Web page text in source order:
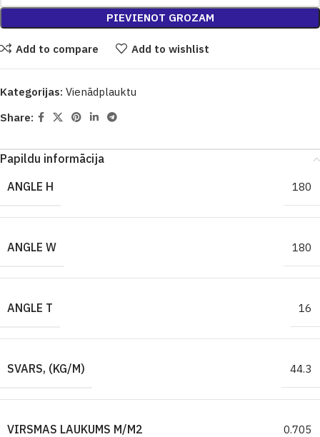
PIEVIENOT GROZAM
Add to compare Add to wishlist
Kategorijas: Vienādplauktu
Share:
Papildu informācija
ANGLE H
180
ANGLE W 180
ANGLE T 16
SVARS, (KG/M) 44.3
VIRSMAS LAUKUMS M/M2 0.705